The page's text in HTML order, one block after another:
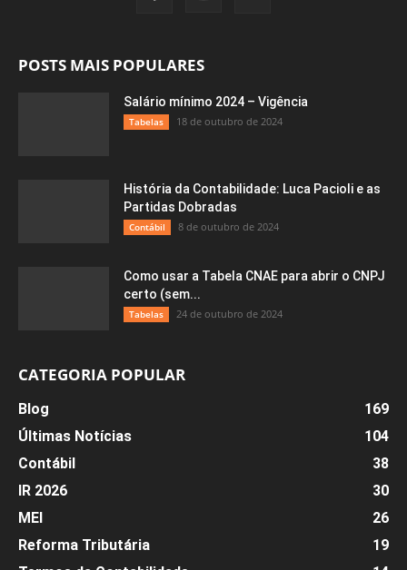
POSTS MAIS POPULARES
Salário mínimo 2024 – Vigência
Tabelas 18 de outubro de 2024
História da Contabilidade: Luca Pacioli e as
Partidas Dobradas
Contábil 8 de outubro de 2024
Como usar a Tabela CNAE para abrir o CNPJ
certo (sem...
Tabelas 24 de outubro de 2024
CATEGORIA POPULAR
Blog
169
Últimas Notícias
104
Contábil
38
IR 2026
30
MEI
26
Reforma Tributária
19